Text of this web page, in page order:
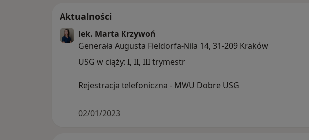
Aktualności
lek. Marta Krzywoń
Generała Augusta Fieldorfa-Nila 14, 31-209 Kraków
USG w ciąży: I, II, III trymestr
Rejestracja telefoniczna - MWU Dobre USG
02/01/2023